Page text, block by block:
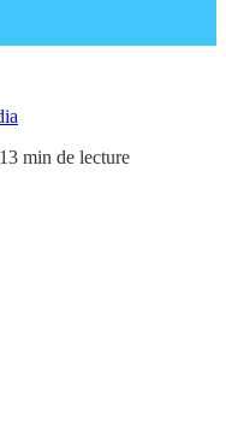
3 min de lecture